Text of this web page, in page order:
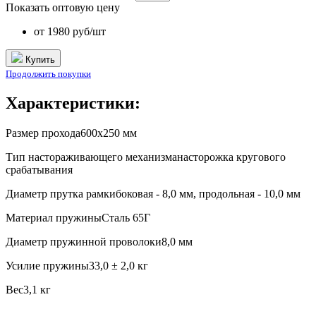
Показать оптовую цену
от 1980 руб/шт
Купить
Продолжить покупки
Характеристики:
Размер прохода600х250 мм
Тип настораживающего механизманасторожка кругового
срабатывания
Диаметр прутка рамкибоковая - 8,0 мм, продольная - 10,0 мм
Материал пружиныСталь 65Г
Диаметр пружинной проволоки8,0 мм
Усилие пружины33,0 ± 2,0 кг
Вес3,1 кг